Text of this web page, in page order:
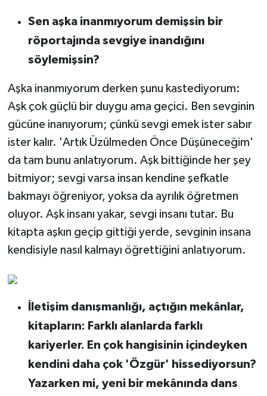
Sen aşka inanmıyorum demişsin bir
röportajında sevgiye inandığını
söylemişsin?
Aşka inanmıyorum derken şunu kastediyorum:
Aşk çok güçlü bir duygu ama geçici. Ben sevginin
gücüne inanıyorum; çünkü sevgi emek ister sabır
ister kalır. 'Artık Üzülmeden Önce Düşüneceğim'
da tam bunu anlatıyorum. Aşk bittiğinde her şey
bitmiyor; sevgi varsa insan kendine şefkatle
bakmayı öğreniyor, yoksa da ayrılık öğretmen
oluyor. Aşk insanı yakar, sevgi insanı tutar. Bu
kitapta aşkın geçip gittiği yerde, sevginin insana
kendisiyle nasıl kalmayı öğrettiğini anlatıyorum.
İletişim danışmanlığı, açtığın mekânlar,
kitapların: Farklı alanlarda farklı
kariyerler. En çok hangisinin içindeyken
kendini daha çok 'Özgür' hissediyorsun?
Yazarken mi, yeni bir mekânında dans